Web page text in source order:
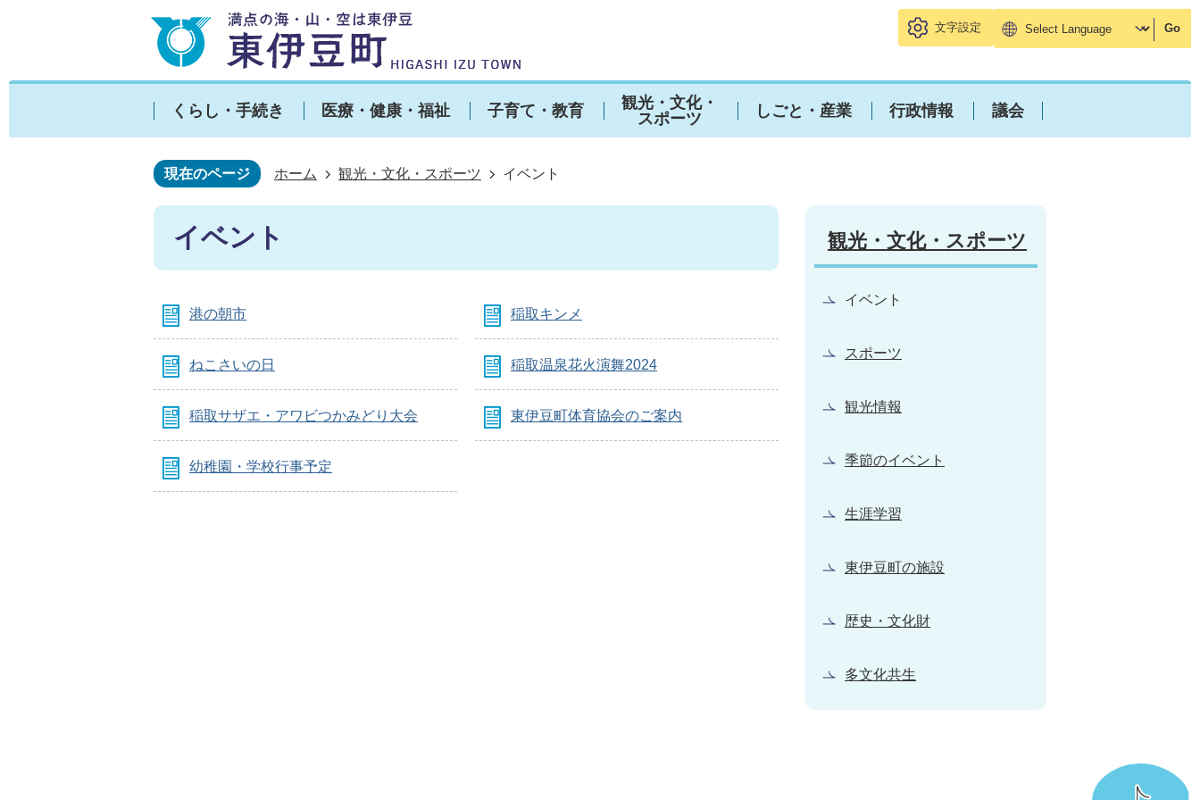
文字設定 Go
くらし・手続き 医療・健康・福祉 子育て・教育
観光・文化・
スポーツ
しごと・産業 行政情報 議会
現在のページ ホーム 観光・文化・スポーツ イベント
イベント
港の朝市 稲取キンメ
ねこさいの日 稲取温泉花火演舞2024
稲取サザエ・アワビつかみどり大会 東伊豆町体育協会のご案内
幼稚園・学校行事予定
観光・文化・スポーツ
イベント
スポーツ
観光情報
季節のイベント
生涯学習
東伊豆町の施設
歴史・文化財
多文化共生